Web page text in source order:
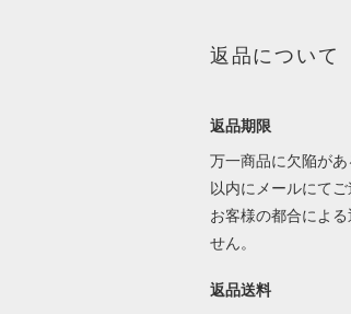
返品について
返品期限
万一商品に欠陥が
以内にメールにてご
お客様の都合によ
せん。
返品送料